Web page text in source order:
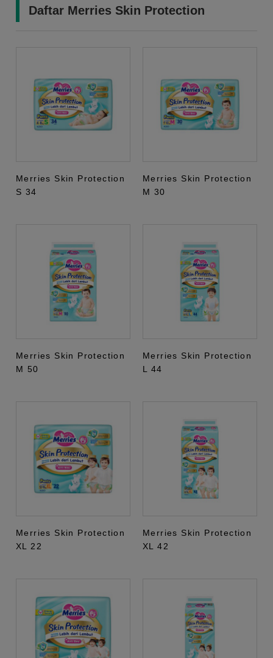
Daftar Merries Skin Protection
Merries Skin Protection
S 34
Merries Skin Protection
M 30
Merries Skin Protection
M 50
Merries Skin Protection
L 44
Merries Skin Protection
XL 22
Merries Skin Protection
XL 42